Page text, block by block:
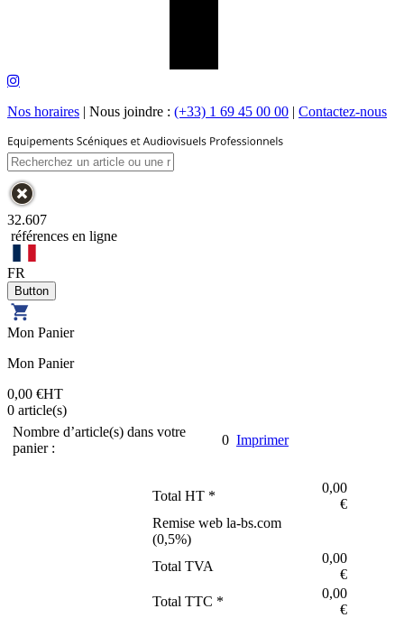
Nos horaires | Nous joindre : (+33) 1 69 45 00 00 | Contactez-nous
32.607
références en ligne
FR
Mon Panier
Mon Panier
0,00 €HT
0 article(s)
Nombre d’article(s) dans votre
panier :
0 Imprimer
Total HT *
0,00
€
Remise web la-bs.com
(0,5%)
Total TVA
0,00
€
Total TTC *
0,00
€